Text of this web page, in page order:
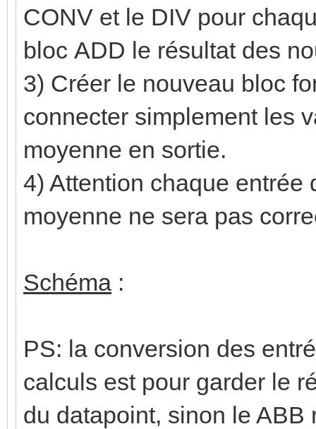
CONV et le DIV pour
bloc ADD le résultat des
3) Créer le nouveau bloc
connecter simplement les
moyenne en sortie.
4) Attention chaque
moyenne ne sera pas
Schéma :
PS: la conversion des
calculs est pour garder le
du datapoint, sinon le